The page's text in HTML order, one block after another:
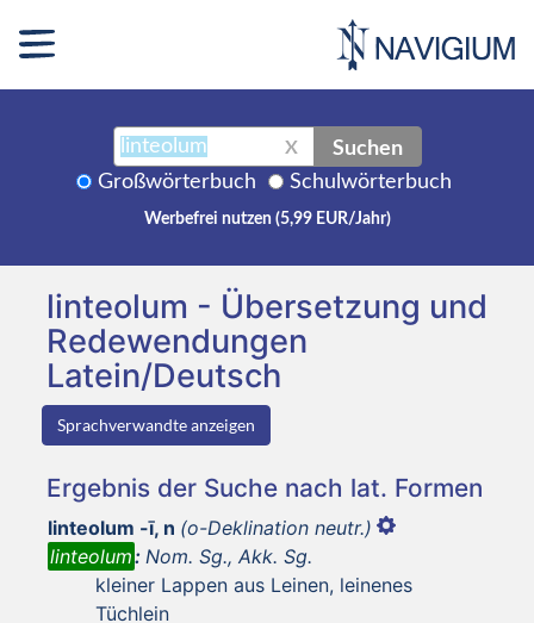
X Suchen
Großwörterbuch Schulwörterbuch
Werbefrei nutzen (5,99 EUR/Jahr)
linteolum - Übersetzung und
Redewendungen
Latein/Deutsch
Sprachverwandte anzeigen
Ergebnis der Suche nach lat. Formen
linteolum -ī, n (o-Deklination neutr.)
linteolum: Nom. Sg., Akk. Sg.
kleiner Lappen aus Leinen, leinenes
Tüchlein